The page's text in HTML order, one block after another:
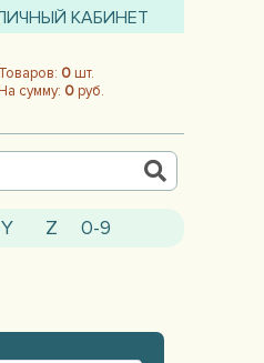
КАБИНЕТ
Товаров: 0шт.
сумму: 0руб.
Y Z 0-9